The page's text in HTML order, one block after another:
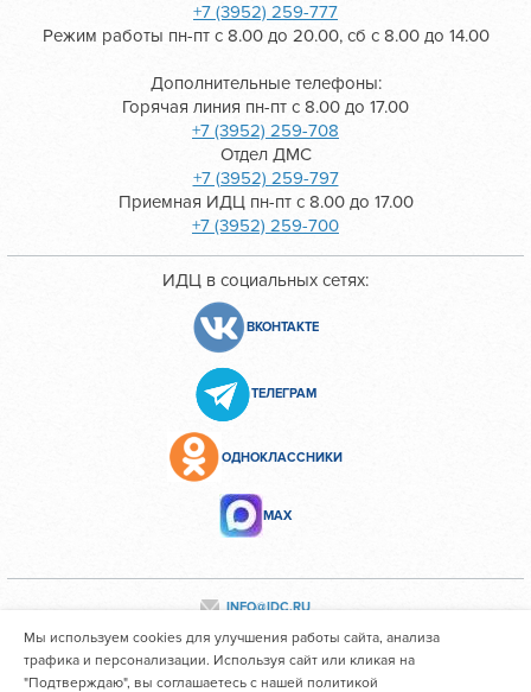
+7 (3952) 259-777
Режим работы пн-пт с 8.00 до 20.00, сб с 8.00 до 14.00
Дополнительные телефоны:
Горячая линия пн-пт с 8.00 до 17.00
+7 (3952) 259-708
Отдел ДМС
+7 (3952) 259-797
Приемная ИДЦ пн-пт с 8.00 до 17.00
+7 (3952) 259-700
ИДЦ в социальных сетях:
ВКОНТАКТЕ
ТЕЛЕГРАМ
ОДНОКЛАССНИКИ
МАХ
INFO@IDC.RU
Все персональные данные сотрудников размещены с их
Мы используем cookies для улучшения работы сайта, анализа
трафика и персонализации. Используя сайт или кликая на
"Подтверждаю", вы соглашаетесь с нашей политикой